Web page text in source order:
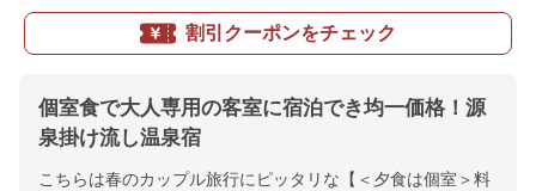
割引クーポンをチェック
個室食で大人専用の客室に宿泊でき均一価格！源
泉掛け流し温泉宿
こちらは春のカップル旅行にピッタリな【＜夕食は個室＞料